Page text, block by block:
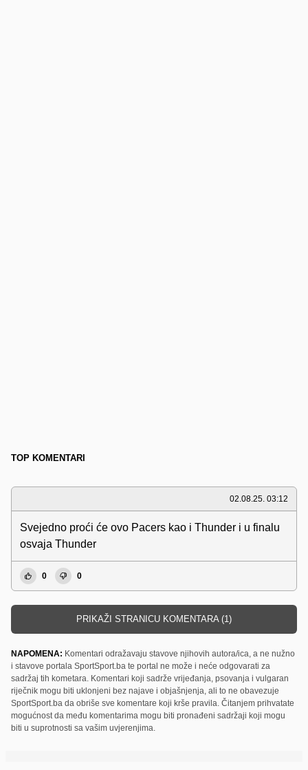
TOP KOMENTARI
02.08.25. 03:12
Svejedno proći će ovo Pacers kao i Thunder i u finalu
osvaja Thunder
0 0
PRIKAŽI STRANICU KOMENTARA (1)
NAPOMENA: Komentari odražavaju stavove njihovih autora/ica, a ne nužno
i stavove portala SportSport.ba te portal ne može i neće odgovarati za
sadržaj tih kometara. Komentari koji sadrže vrijeđanja, psovanja i vulgaran
riječnik mogu biti uklonjeni bez najave i objašnjenja, ali to ne obavezuje
SportSport.ba da obriše sve komentare koji krše pravila. Čitanjem prihvatate
mogućnost da među komentarima mogu biti pronađeni sadržaji koji mogu
biti u suprotnosti sa vašim uvjerenjima.